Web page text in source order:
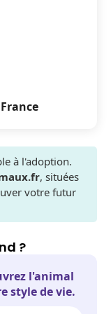
à l'adoption.
, situées
votre futur
?
l'animal
style de vie.